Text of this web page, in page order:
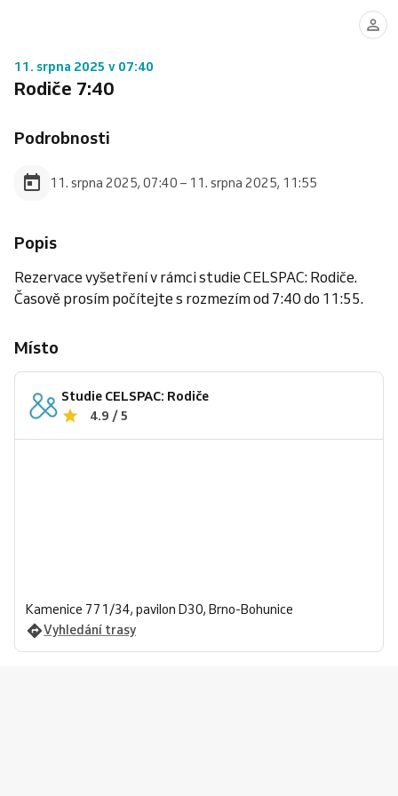
11. srpna 2025 v 07:40
Rodiče 7:40
Podrobnosti
11. srpna 2025, 07:40 – 11. srpna 2025, 11:55
Popis
Rezervace vyšetření v rámci studie CELSPAC: Rodiče.
Časově prosím počítejte s rozmezím od 7:40 do 11:55.
Místo
Studie CELSPAC: Rodiče
4.9 / 5
Kamenice 771/34, pavilon D30, Brno-Bohunice
Vyhledání trasy